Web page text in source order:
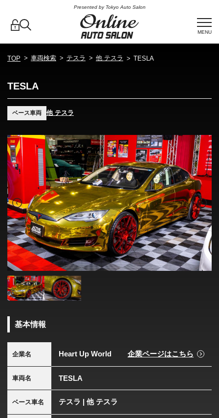
Presented by Tokyo Auto Salon
MENU
TOP 車両検索 テスラ 他 テスラ TESLA
TESLA
ベース車両 他 テスラ
基本情報
企業名 Heart Up World 企業ページはこちら
車両名 TESLA
ベース車名 テスラ | 他 テスラ